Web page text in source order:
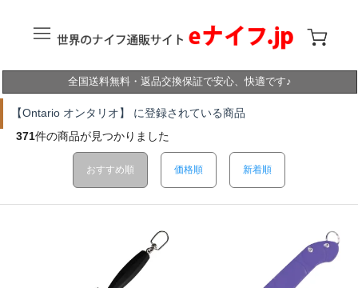
全国送料無料・返品交換保証で安心、快適です♪
【Ontario オンタリオ】 に登録されている商品
371件の商品が見つかりました
おすすめ順 価格順 新着順